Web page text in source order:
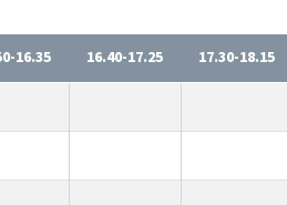
16.35 16.40-17.25 17.30-18.15